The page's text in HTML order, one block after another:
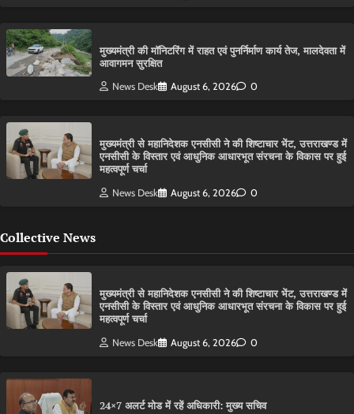
मुख्यमंत्री की मॉनिटरिंग में राहत एवं पुनर्निर्माण कार्य तेज, मालदेवता में
आवागमन सुरक्षित
News Desk August 6, 2026 0
मुख्यमंत्री से महानिदेशक एनसीसी ने की शिष्टाचार भेंट, उत्तराखण्ड में
एनसीसी के विस्तार एवं आधुनिक आधारभूत संरचना के विकास पर हुई
महत्वपूर्ण चर्चा
News Desk August 6, 2026 0
Collective News
मुख्यमंत्री से महानिदेशक एनसीसी ने की शिष्टाचार भेंट, उत्तराखण्ड में
एनसीसी के विस्तार एवं आधुनिक आधारभूत संरचना के विकास पर हुई
महत्वपूर्ण चर्चा
News Desk August 6, 2026 0
24×7 अलर्ट मोड में रहें अधिकारी: मुख्य सचिव